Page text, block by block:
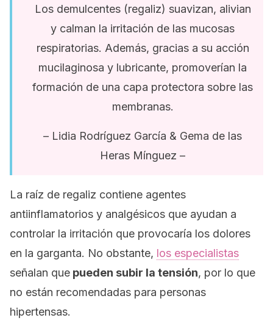
Los demulcentes (regaliz) suavizan, alivian
y calman la irritación de las mucosas
respiratorias. Además, gracias a su acción
mucilaginosa y lubricante, promoverían la
formación de una capa protectora sobre las
membranas.
– Lidia Rodríguez García & Gema de las
Heras Mínguez –
La raíz de regaliz contiene agentes
antiinflamatorios y analgésicos que ayudan a
controlar la irritación que provocaría los dolores
en la garganta. No obstante, los especialistas
señalan que pueden subir la tensión, por lo que
no están recomendadas para personas
hipertensas.